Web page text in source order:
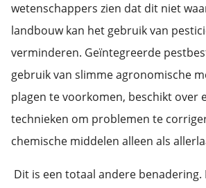
wetenschappers zien dat dit niet
landbouw kan het gebruik van
verminderen. Geïntegreerde
gebruik van slimme agronomische
plagen te voorkomen, beschikt over
technieken om problemen te
chemische middelen alleen als
Dit is een totaal andere benadering.